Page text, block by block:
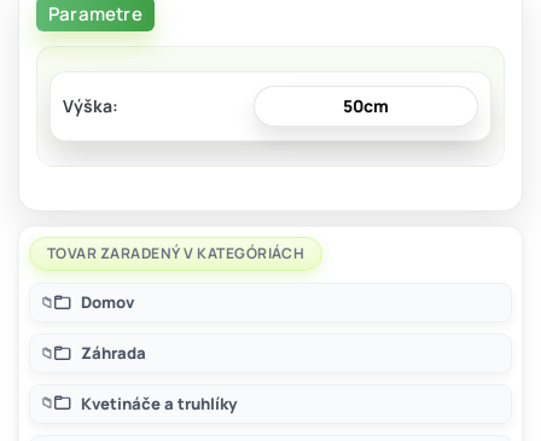
Parametre
Výška 50cm
TOVAR ZARADENÝ V KATEGÓRIÁCH
Domov
Záhrada
Kvetináče a truhlíky